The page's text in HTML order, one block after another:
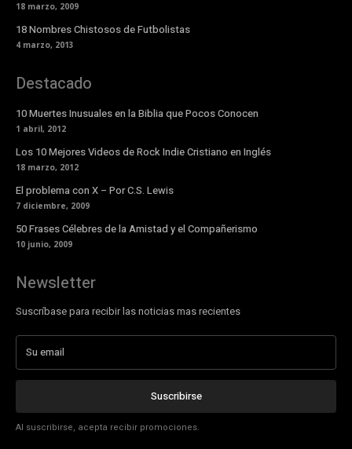
18 marzo, 2009
18 Nombres Chistosos de Futbolistas
4 marzo, 2013
Destacado
10 Muertes Inusuales en la Biblia que Pocos Conocen
1 abril, 2012
Los 10 Mejores Videos de Rock Indie Cristiano en Inglés
18 marzo, 2012
El problema con X – Por C.S. Lewis
7 diciembre, 2009
50 Frases Célebres de la Amistad y el Compañerismo
10 junio, 2009
Newsletter
Suscríbase para recibir las noticias mas recientes
Suscribirse
Al suscribirse, acepta recibir promociones.